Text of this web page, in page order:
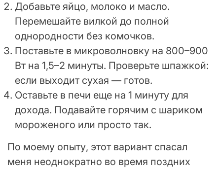
Добавьте яйцо, молоко и масло.
Перемешайте вилкой до полной
однородности без комочков.
Поставьте в микроволновку на 800–900
Вт на 1,5–2 минуты. Проверьте шпажкой:
если выходит сухая — готов.
Оставьте в печи еще на 1 минуту для
дохода. Подавайте горячим с шариком
мороженого или просто так.
По моему опыту, этот вариант спасал
меня неоднократно во время поздних